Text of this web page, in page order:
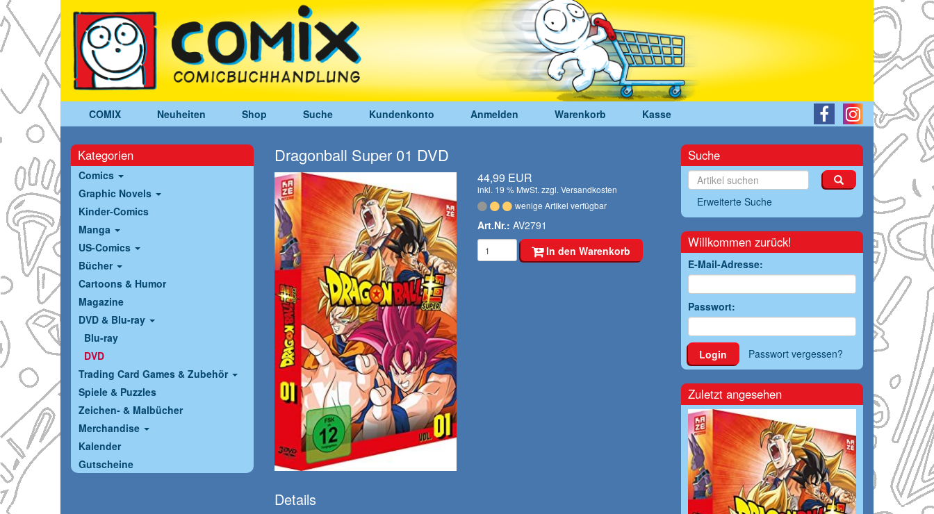
COMIX Neuheiten Shop Suche Kundenkonto Anmelden Warenkorb Kasse
Kategorien
Comics
Graphic Novels
Kinder-Comics
Manga
US-Comics
Bücher
Cartoons & Humor
Magazine
DVD & Blu-ray
Blu-ray
DVD
Trading Card Games & Zubehör
Spiele & Puzzles
Zeichen- & Malbücher
Merchandise
Kalender
Gutscheine
Dragonball Super 01 DVD
44,99 EUR
inkl. 19 % MwSt. zzgl. Versandkosten
wenige Artikel verfügbar
Art.Nr.: AV2791
In den Warenkorb
Details
Suche
Erweiterte Suche
Willkommen zurück!
E-Mail-Adresse:
Passwort:
Login Passwort vergessen?
Zuletzt angesehen